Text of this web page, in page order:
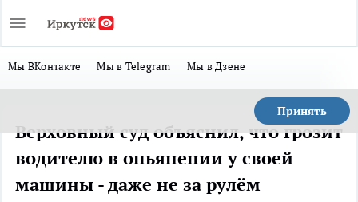
Мы ВКонтакте Мы в Telegram Мы в Дзене
Принять
Верховный суд объяснил, что грозит
водителю в опьянении у своей
машины - даже не за рулём